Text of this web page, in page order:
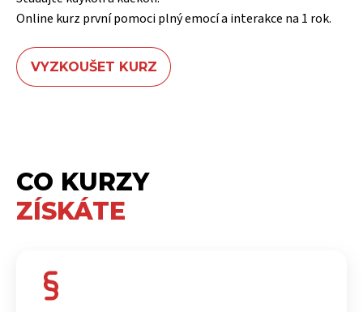
Online kurz první pomoci plný emocí a interakce na 1 rok.
VYZKOUŠET KURZ
CO KURZY
ZÍSKÁTE